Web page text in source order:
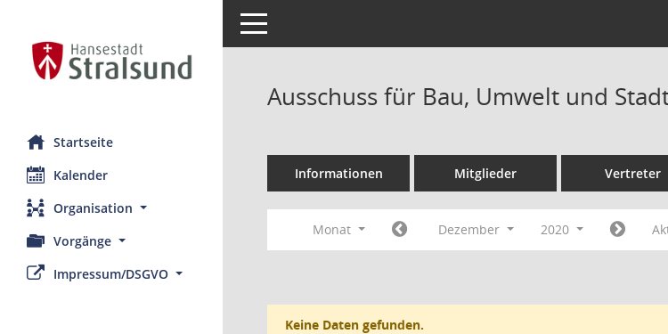
Startseite
Kalender
Organisation
Vorgänge
Impressum/DSGVO
Toggle navigation
Ausschuss für Bau, Umwelt und
Informationen Mitglieder Vertreter
Monat Dezember 2020
Keine Daten gefunden.